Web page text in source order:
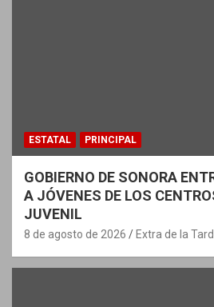
ESTATAL PRINCIPAL
GOBIERNO DE SONORA
A JÓVENES DE LOS
JUVENIL
8 de agosto de 2026 Extra de la